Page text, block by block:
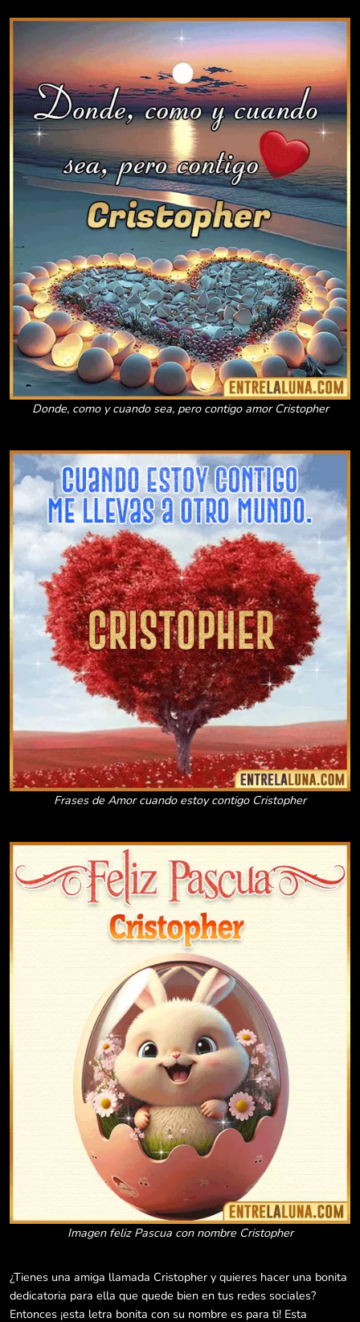
Donde, como y cuando sea, pero contigo amor Cristopher
Frases de Amor cuando estoy contigo Cristopher
Imagen feliz Pascua con nombre Cristopher
¿Tienes una amiga llamada Cristopher y quieres hacer una bonita
dedicatoria para ella que quede bien en tus redes sociales?
Entonces ¡esta letra bonita con su nombre es para ti! Esta